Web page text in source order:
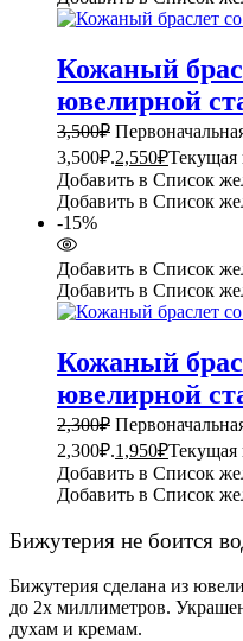
Кожаный
ювелирной
3,500₽
3,500₽.2,550₽Текущая
Добавить в Список
Добавить в Список
-15%
Добавить в Список
Добавить в Список
Кожаный
ювелирной
2,300₽
2,300₽.1,950₽Текущая
Добавить в Список
Добавить в Список
Бижутерия не боится
Бижутерия сделана из
до 2х миллиметров.
духам и кремам.